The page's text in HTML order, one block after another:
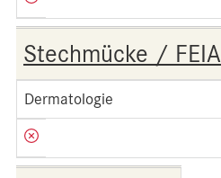
Stechmücke / FEIA
Dermatologie